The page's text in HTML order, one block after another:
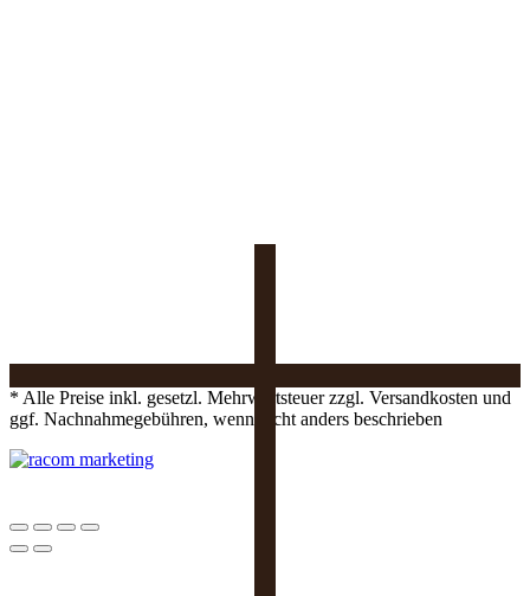
* Alle Preise inkl. gesetzl. Mehrwertsteuer zzgl. Versandkosten und
ggf. Nachnahmegebühren, wenn nicht anders beschrieben